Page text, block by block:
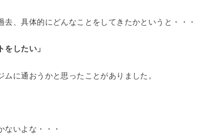
去、具体的にどんなことをしてきたかというと・・・
をしたい」
ムに通おうかと思ったことがありました。
ないよな・・・